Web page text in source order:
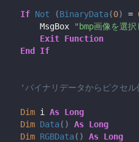
If Not (BinaryData(0) =
        MsgBox
"bmp画像を選
Exit Function
End
If
'バイナリデータからピクセル
Dim i As Long
Dim Data() As Long
Dim RGBData() As Long